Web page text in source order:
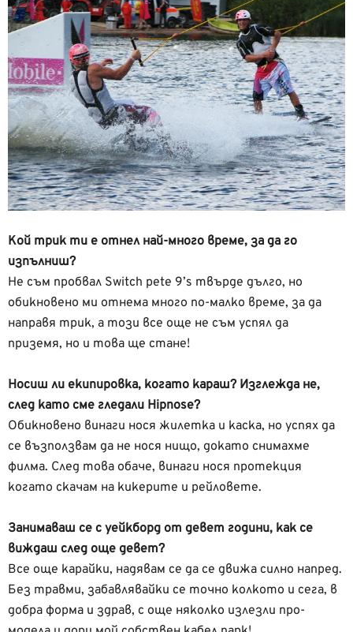
Кой трик ти е отнел най-много време, за да го
изпълниш?
Не съм пробвал Switch pete 9’s твърде дълго, но
обикновено ми отнема много по-малко време, за да
направя трик, а този все още не съм успял да
приземя, но и това ще стане!
Носиш ли екипировка, когато караш? Изглежда не,
след като сме гледали Hipnose?
Обикновено винаги нося жилетка и каска, но успях да
се възползвам да не нося нищо, докато снимахме
филма. След това обаче, винаги нося протекция
когато скачам на кикерите и рейловете.
Занимаваш се с уейкборд от девет години, как се
виждаш след още девет?
Все още карайки, надявам се да се движа силно напред.
Без травми, забавлявайки се точно колкото и сега, в
добра форма и здрав, с още няколко излезли про-